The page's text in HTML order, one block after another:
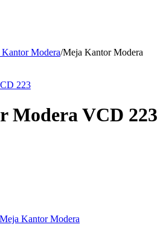
Modera/Meja Kantor Modera
Modera VCD 223
Kantor Modera